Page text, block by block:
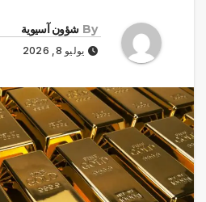
By شؤون آسيوية
يوليو 8, 2026